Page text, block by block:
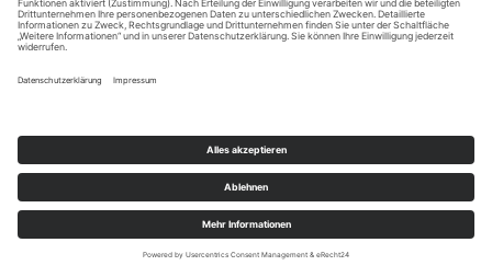
Publikationen
Journal Sports Orthopaedics and Traumatology